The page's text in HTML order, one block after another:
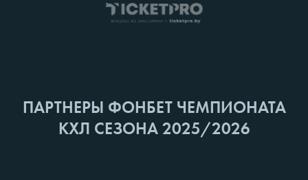
ПАРТНЕРЫ ФОНБЕТ ЧЕМПИОНАТА
КХЛ СЕЗОНА 2025/2026